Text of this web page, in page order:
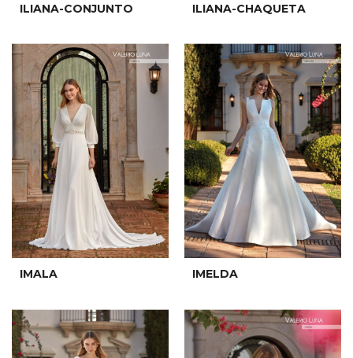
ILIANA-CONJUNTO ILIANA-CHAQUETA
IMALA IMELDA